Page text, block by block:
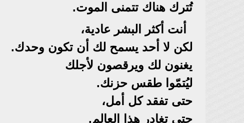
تُترك هناك تتمنى الموت.
أنت أكثر البشر عادية،
لكن لا أحد يسمح لك أن تكون وحدك.
يغنون لك ويرقصون لأجلك
ليُتمّوا طقس حزنك.
حتى تفقد كل أمل،
حتى تغادر هذا العالم.